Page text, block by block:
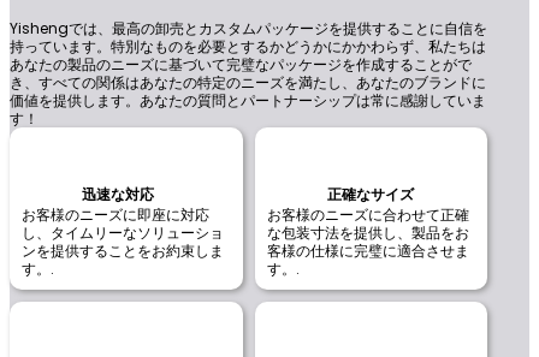
Yishengでは、最高の卸売とカスタムパッケージを提供することに自信を
持っています。特別なものを必要とするかどうかにかかわらず、私たちは
あなたの製品のニーズに基づいて完璧なパッケージを作成することがで
き、すべての関係はあなたの特定のニーズを満たし、あなたのブランドに
価値を提供します。あなたの質問とパートナーシップは常に感謝していま
す！
迅速な対応
お客様のニーズに即座に対応
し、タイムリーなソリューショ
ンを提供することをお約束しま
す。.
正確なサイズ
お客様のニーズに合わせて正確
な包装寸法を提供し、製品をお
客様の仕様に完璧に適合させま
す。.